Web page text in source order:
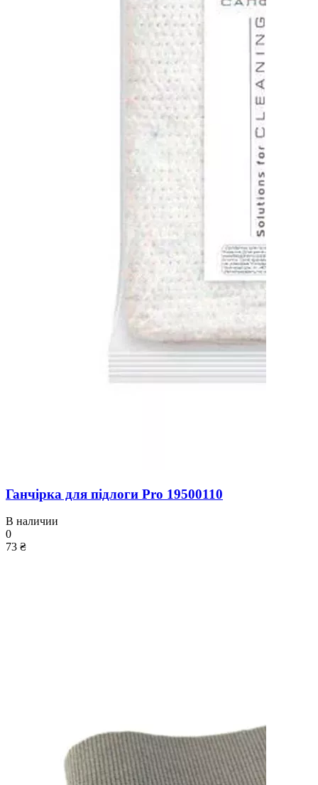
Ганчірка для підлоги Pro 19500110
В наличии
0
73 ₴